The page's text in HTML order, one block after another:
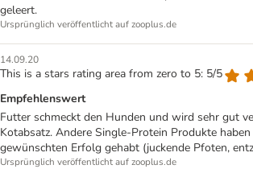
geleert.
Ursprünglich veröffentlicht auf zooplus.de
14.09.20
This is a stars rating area from zero to 5: 5/5
Empfehlenswert
Futter schmeckt den Hunden und wird sehr gut
Kotabsatz. Andere Single-Protein Produkte
gewünschten Erfolg gehabt (juckende Pfoten,
Ursprünglich veröffentlicht auf zooplus.de